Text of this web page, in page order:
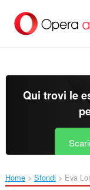
contenuto
Qui trovi le
Home Sfondi Eva